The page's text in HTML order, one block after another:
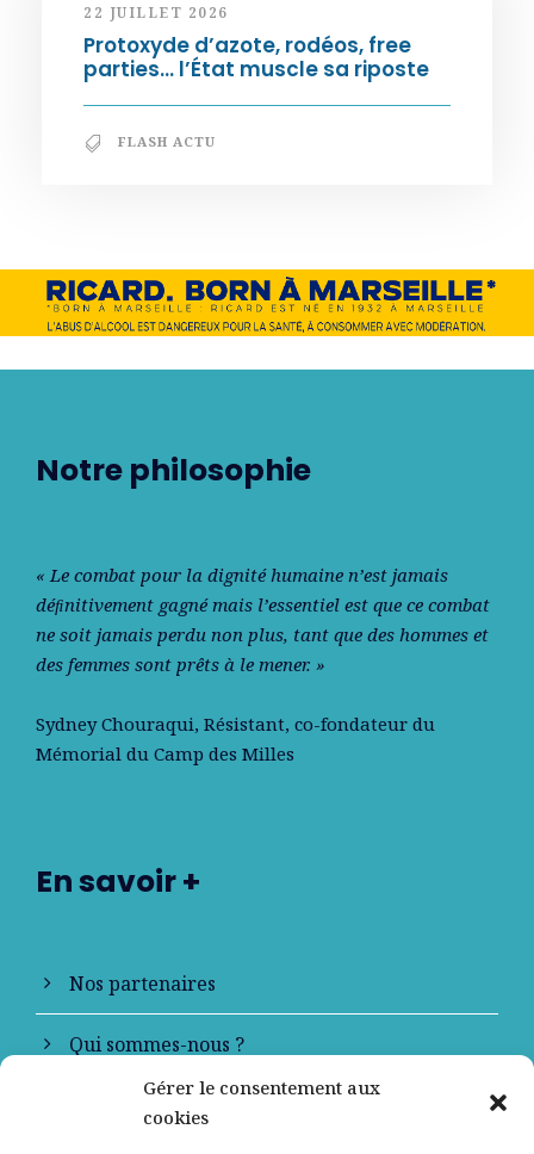
Gérer le consentement aux
cookies
22 JUILLET 2026
Protoxyde d’azote, rodéos, free
parties… l’État muscle sa riposte
FLASH ACTU
Notre philosophie
« Le combat pour la dignité humaine n’est jamais
déﬁnitivement gagné mais l’essentiel est que ce combat
ne soit jamais perdu non plus, tant que des hommes et
des femmes sont prêts à le mener. »
Sydney Chouraqui, Résistant, co-fondateur du
Mémorial du Camp des Milles
En savoir +
Nos partenaires
Qui sommes-nous ?
Contactez-nous